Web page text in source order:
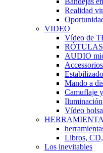
Realidad
VIDEO
Vídeo de
AUDIO
Accessorios
Mando a
Camuflaje
Iluminación
Vídeo
Libros,
Los inevitables